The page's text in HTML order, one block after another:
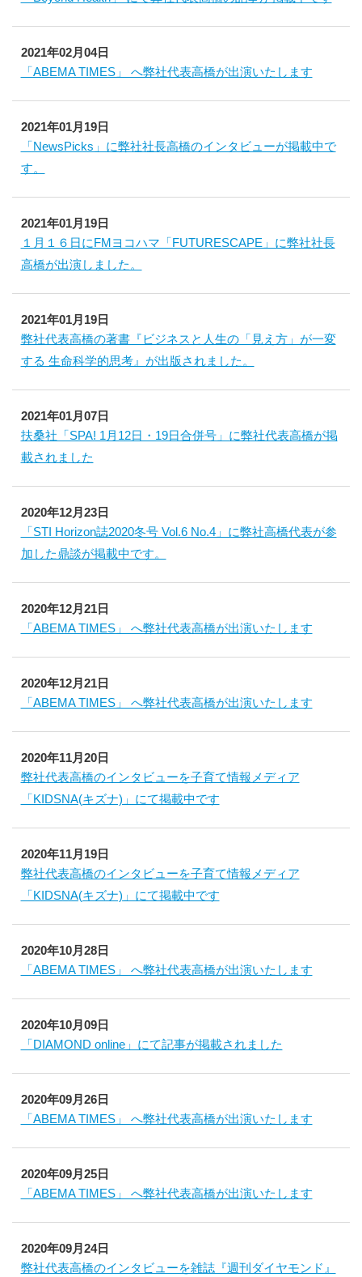
2021年02月04日
「ABEMA TIMES」 へ弊社代表高橋が出演いたします
2021年01月19日
「NewsPicks」に弊社社長高橋のインタビューが掲載中で
す。
2021年01月19日
１月１６日にFMヨコハマ「FUTURESCAPE」に弊社社長
高橋が出演しました。
2021年01月19日
弊社代表高橋の著書『ビジネスと人生の「見え方」が一変
する 生命科学的思考』が出版されました。
2021年01月07日
扶桑社「SPA! 1月12日・19日合併号」に弊社代表高橋が掲
載されました
2020年12月23日
「STI Horizon誌2020冬号 Vol.6 No.4」に弊社高橋代表が参
加した鼎談が掲載中です。
2020年12月21日
「ABEMA TIMES」 へ弊社代表高橋が出演いたします
2020年12月21日
「ABEMA TIMES」 へ弊社代表高橋が出演いたします
2020年11月20日
弊社代表高橋のインタビューを子育て情報メディア
「KIDSNA(キズナ)」にて掲載中です
2020年11月19日
弊社代表高橋のインタビューを子育て情報メディア
「KIDSNA(キズナ)」にて掲載中です
2020年10月28日
「ABEMA TIMES」 へ弊社代表高橋が出演いたします
2020年10月09日
「DIAMOND online」にて記事が掲載されました
2020年09月26日
「ABEMA TIMES」 へ弊社代表高橋が出演いたします
2020年09月25日
「ABEMA TIMES」 へ弊社代表高橋が出演いたします
2020年09月24日
弊社代表高橋のインタビューを雑誌『週刊ダイヤモンド』